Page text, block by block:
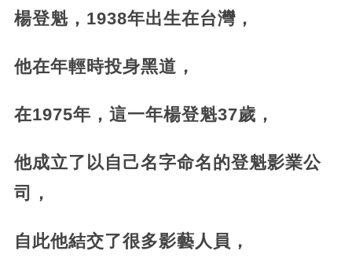
楊登魁，1938年出生在台灣，
他在年輕時投身黑道，
在1975年，這一年楊登魁37歲，
他成立了以自己名字命名的登魁影業公
司，
自此他結交了很多影藝人員，